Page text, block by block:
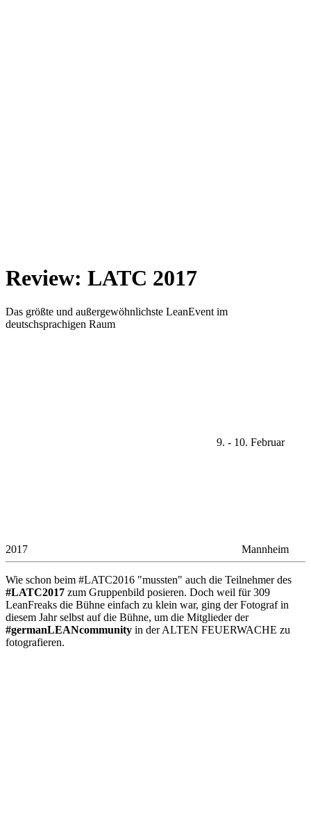
Review: LATC 2017
Das größte und außergewöhnlichste LeanEvent im
deutschsprachigen Raum
9. - 10. Februar
2017 Mannheim
Wie schon beim #LATC2016 "mussten" auch die Teilnehmer des
#LATC2017 zum Gruppenbild posieren. Doch weil für 309
LeanFreaks die Bühne einfach zu klein war, ging der Fotograf in
diesem Jahr selbst auf die Bühne, um die Mitglieder der
#germanLEANcommunity in der ALTEN FEUERWACHE zu
fotografieren.